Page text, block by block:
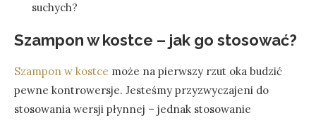
suchych?
Szampon w kostce – jak go stosować?
Szampon w kostce może na pierwszy rzut oka budzić
pewne kontrowersje. Jesteśmy przyzwyczajeni do
stosowania wersji płynnej – jednak stosowanie